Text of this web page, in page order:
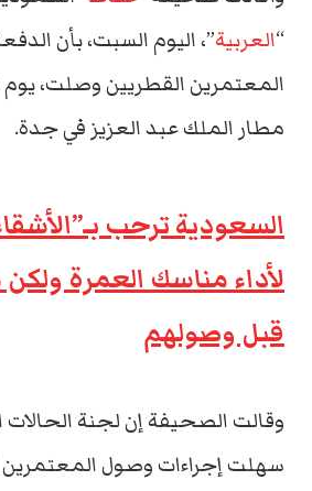
“العربية”، اليوم السبت، بأن
المعتمرين القطريين وصلت،
مطار الملك عبد العزيز في جدة.
السعودية ترحب
لأداء مناسك العمرة
قبل وصولهم
وقالت الصحيفة إن لجنة الحالات
سهلت إجراءات وصول المعتمرين